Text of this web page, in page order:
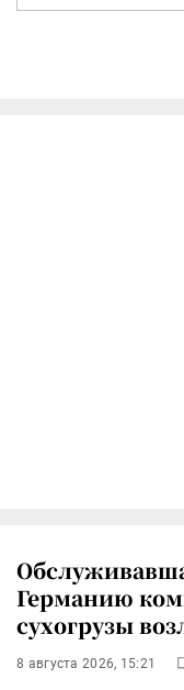
Германию
сухогрузы
8 августа 2026, 15:21